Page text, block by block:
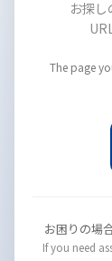
お探し
The page
お困りの場
If you need